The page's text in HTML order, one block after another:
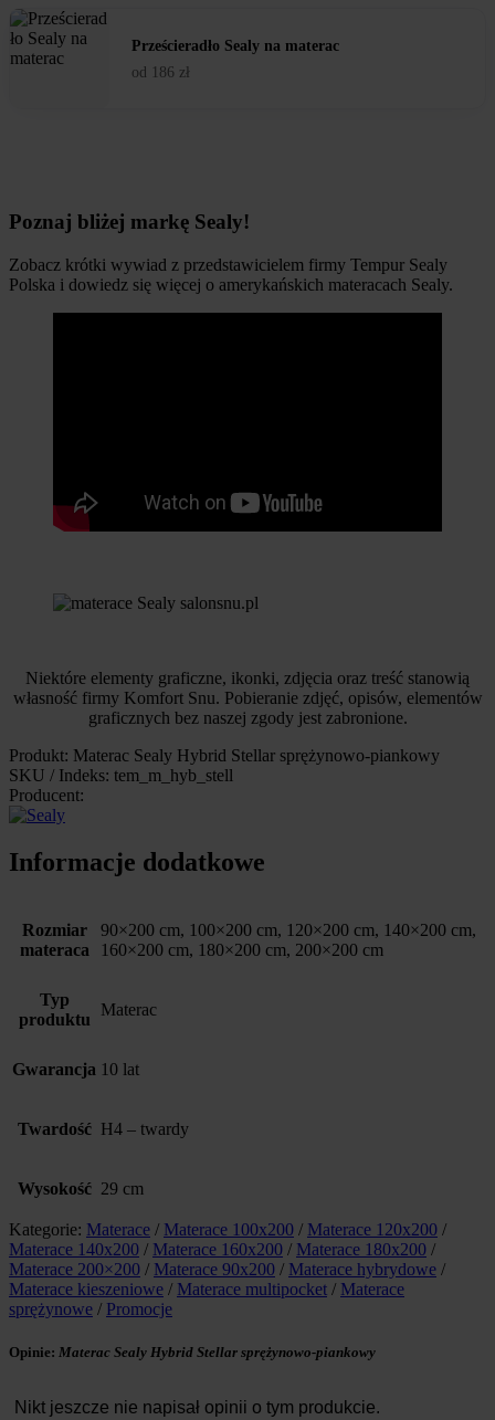
Prześcieradło Sealy na materac
od
186 zł
Poznaj bliżej markę Sealy!
Zobacz krótki wywiad z przedstawicielem firmy Tempur Sealy
Polska i dowiedz się więcej o amerykańskich materacach Sealy.
Niektóre elementy graficzne, ikonki, zdjęcia oraz treść stanowią
własność firmy Komfort Snu. Pobieranie zdjęć, opisów, elementów
graficznych bez naszej zgody jest zabronione.
Produkt: Materac Sealy Hybrid Stellar sprężynowo-piankowy
SKU / Indeks: tem_m_hyb_stell
Producent:
Informacje dodatkowe
Rozmiar
materaca
90×200 cm, 100×200 cm, 120×200 cm, 140×200 cm,
160×200 cm, 180×200 cm, 200×200 cm
Typ
produktu
Materac
Gwarancja 10 lat
Twardość H4 – twardy
Wysokość 29 cm
Kategorie: Materace / Materace 100x200 / Materace 120x200 /
Materace 140x200 / Materace 160x200 / Materace 180x200 /
Materace 200×200 / Materace 90x200 / Materace hybrydowe /
Materace kieszeniowe / Materace multipocket / Materace
sprężynowe / Promocje
Opinie: Materac Sealy Hybrid Stellar sprężynowo-piankowy
Nikt jeszcze nie napisał opinii o tym produkcie.